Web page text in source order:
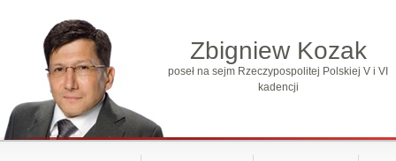
Zbigniew Kozak
poseł na sejm Rzeczypospolitej Polskiej V i VI
kadencji